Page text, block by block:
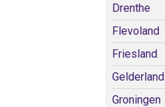
Drenthe
Flevoland
Friesland
Gelderland
Groningen